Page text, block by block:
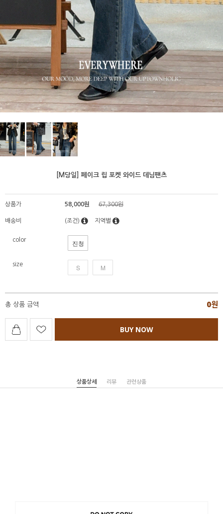
[M당일] 페이크 립 포켓 와이드 데님팬츠
상품가 58,000원 67,300원
배송비 (조건) 지역별
color 진청
size S M
총 상품 금액 0원
BUY NOW
상품상세 리뷰 관련상품